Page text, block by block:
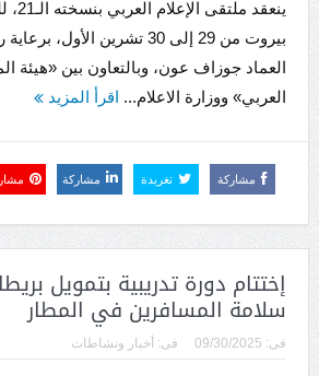
ينعقد
بيروت من 29 إلى 30 تشرين
العماد جوزاف عون، وبالتعاون بين «هيئة
العربي» ووزارة الاعلام... اقرأ المزيد
مشاركة تغريدة مشاركة
إختتام دورة تدريبية بتمويل
سلامة المسافرين في المطار
فى: 09/30/2025 فى: أخبار ونشاطات